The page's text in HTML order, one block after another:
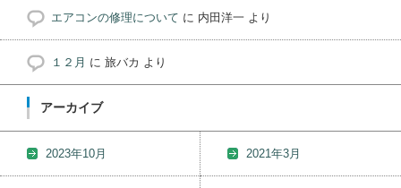
エアコンの修理について に 内田洋一 より
１２月 に 旅バカ より
アーカイブ
2023年10月 2021年3月